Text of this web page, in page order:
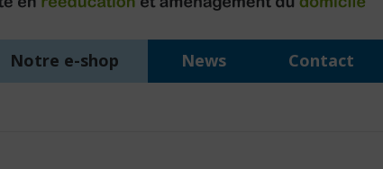
Notre e-shop News Contact